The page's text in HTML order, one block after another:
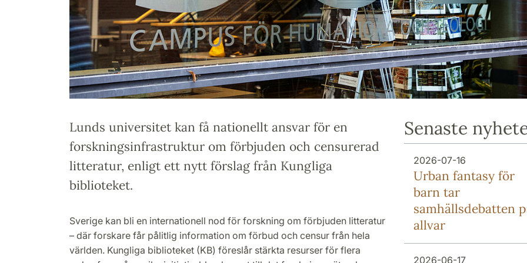
Lunds universitet kan få nationellt ansvar för en
forskningsinfrastruktur om förbjuden och censurerad
litteratur, enligt ett nytt förslag från Kungliga
biblioteket.
Sverige kan bli en internationell nod för forskning om förbjuden litteratur
– där forskare får pålitlig information om förbud och censur från hela
världen. Kungliga biblioteket (KB) föreslår stärkta resurser för flera
Senaste
2026-07-16
Urban fantasy för
barn tar
samhällsdebatten
allvar
2026-06-17